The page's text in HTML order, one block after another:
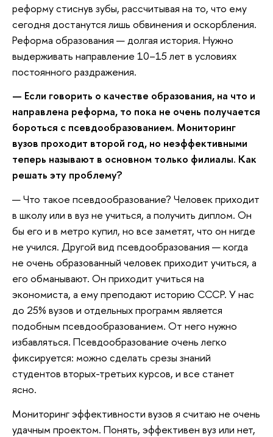
реформу стиснув зубы, рассчитывая на то, что ему
сегодня достанутся лишь обвинения и оскорбления.
Реформа образования — долгая история. Нужно
выдерживать направление 10–15 лет в условиях
постоянного раздражения.
— Если говорить о качестве образования, на что и
направлена реформа, то пока не очень получается
бороться с псевдообразованием. Мониторинг
вузов проходит второй год, но неэффективными
теперь называют в основном только филиалы. Как
решать эту проблему?
— Что такое псевдообразование? Человек приходит
в школу или в вуз не учиться, а получить диплом. Он
бы его и в метро купил, но все заметят, что он нигде
не учился. Другой вид псевдообразования — когда
не очень образованный человек приходит учиться, а
его обманывают. Он приходит учиться на
экономиста, а ему преподают историю СССР. У нас
до 25% вузов и отдельных программ является
подобным псевдообразованием. От него нужно
избавляться. Псевдообразование очень легко
фиксируется: можно сделать срезы знаний
студентов вторых-третьих курсов, и все станет
ясно.
Мониторинг эффективности вузов я считаю не очень
удачным проектом. Понять, эффективен вуз или нет,